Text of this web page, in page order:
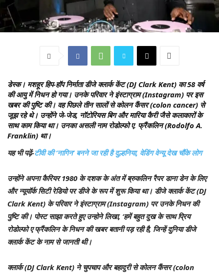
डेस्क। मशहूर हिप-हॉप निर्माता डीजे क्लार्क केंट (DJ Clark Kent) का 58 वर्ष
की आयु में निधन हो गया। उनके परिवार ने इंस्टाग्राम (Instagram) पर इस
खबर की पुष्टि की। वह पिछले तीन सालों से कोलन कैंसर (colon cancer) से
जूझ रहे थे। उन्होंने जे-जेड, नॉटोरियस बिग और मारिया कैरी जैसे कलाकारों के
साथ काम किया था। उनका असली नाम रोडोल्फो ए. फ्रैंकलिन (Rodolfo A.
Franklin) था।
यह भी पढ़ें-टीवी की ‘नागिन’ बनने जा रही है दुल्हनिया, वेडिंग वेन्यू देख चौंके लोग
उन्होंने अपना कैरियर 1980 के दशक के अंत में ब्रुकलिन रैपर डाना डेन के लिए
और न्यूयॉर्क सिटी रेडियो पर डीजे के रूप में शुरू किया था। डीजे क्लार्क केंट (DJ
Clark Kent) के परिवार ने इंस्टाग्राम (Instagram) पर उनके निधन की
पुष्टि की। पोस्ट साझा करते हुए उन्होने लिखा, ‘हमें बहुत दुख के साथ प्रिय
रोडोल्फो ए फ्रैंकलिन के निधन की खबर बतानी पड़ रही है, जिन्हें दुनिया डीजे
क्लार्क केंट के नाम से जानती थी।
क्लार्क (DJ Clark Kent) ने चुपचाप और बहादुरी से कोलन कैंसर (colon